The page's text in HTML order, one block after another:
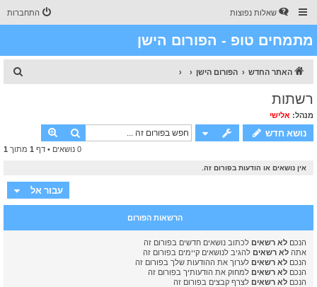
שאלות נפוצות התחברות
מתמחים טופ - הפורום הישן
האתר החדש הפורום הישן
רשתות
מנהל: אלישי
נושא חדש חיפוש
0 נושאים • דף 1 מתוך 1
אין נושאים או הודעות בפורום זה.
עבור אל
הרשאות הפורום
הנכם לא רשאים לכתוב נושאים חדשים בפורום זה
אתה לא רשאים להגיב לנושאים קיימים בפורום זה
הנכם לא רשאים לערוך את ההודעות שלך בפורום זה
הנכם לא רשאים למחוק את הודעותיך בפורום זה
הנכם לא רשאים לצרף קבצים בפורום זה